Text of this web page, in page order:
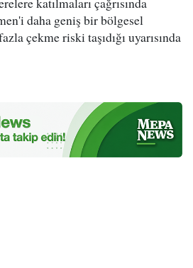
daha geniş bir bölgesel
çekme riski taşıdığı uyarısında